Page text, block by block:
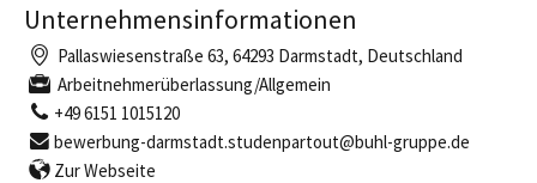
Unternehmensinformationen
Pallaswiesenstraße 63, 64293 Darmstadt, Deutschland
Arbeitnehmerüberlassung/Allgemein
+49 6151 1015120
bewerbung-darmstadt.studenpartout@buhl-gruppe.de
Zur Webseite